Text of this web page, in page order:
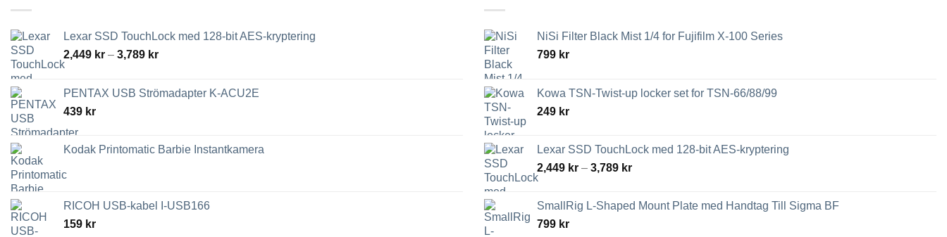
kan
väljas
på
produktsidan
kan
kan
väljas
på
produktsidan
Lexar SSD TouchLock med 128-bit AES-kryptering
2,449 kr – 3,789 krPrisintervall:
3,789 kr
PENTAX USB Strömadapter K-ACU2E
439 kr
Kodak Printomatic Barbie Instantkamera
RICOH USB-kabel I-USB166
159 kr
NiSi Filter Black Mist 1/4 for Fujifilm X-100 Series
799 kr
Kowa TSN-Twist-up locker set for TSN-66/88/99
249 kr
Lexar SSD TouchLock med 128-bit AES-kryptering
2,449 kr – 3,789 krPrisintervall:
3,789 kr
SmallRig L-Shaped Mount Plate med Handtag Till Sigma BF
799 kr